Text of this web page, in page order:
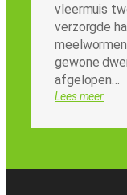
vleermuis
verzorgde
gewone
afgelopen…
Lees meer